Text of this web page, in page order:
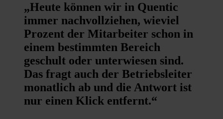
„Heute können wir in Quentic
immer nachvollziehen, wieviel
Prozent der Mitarbeiter schon in
einem bestimmten Bereich
geschult oder unterwiesen sind.
Das fragt auch der Betriebsleiter
monatlich ab und die Antwort ist
nur einen Klick entfernt.“